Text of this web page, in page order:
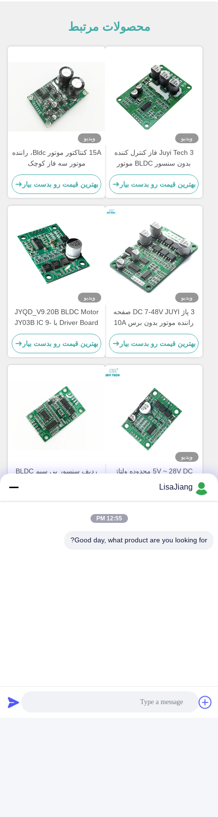
محصولات مرتبط
ویدیو
Juyi Tech 3 فاز کنترل کننده
بدون سنسور BLDC موتور
راننده هیئت مدیره 10V-36V
20A
بهترین قیمت رو بدست بیار
ویدیو
15A کنتاکتور موتور Bldc، راننده
موتور سه فاز کوچک
بهترین قیمت رو بدست بیار
ویدیو
3 پاژ DC 7-48V JUYI صفحه
راننده موتور بدون برس 10A
کنترل کننده سرعت موتور بدون
سنسور با کنترل PWM
بهترین قیمت رو بدست بیار
ویدیو
JYQD_V9.20B BLDC Motor
Driver Board با JY03B IC 9-
30V 6A کنترل کننده بدون
سنسور بدون برس DC با PWM
و کنترل آنالوگ
بهترین قیمت رو بدست بیار
ویدیو
5V ~ 28V DC محدوده ولتاژ
موتور BLDC بدون سالن
بهترین قیمت رو بدست بیار
ردیف سنسور بی سیم BLDC
بهترین قیمت رو بدست بیار
LisaJiang
12:55 PM
Good day, what product are you looking for?